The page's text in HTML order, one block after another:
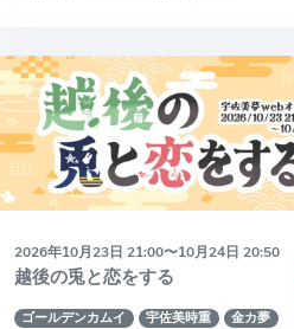
2026年10月23日 21:00〜10月24日 20:50
越後の兎と恋をする
ゴールデンカムイ 宇佐美時重
金カ夢